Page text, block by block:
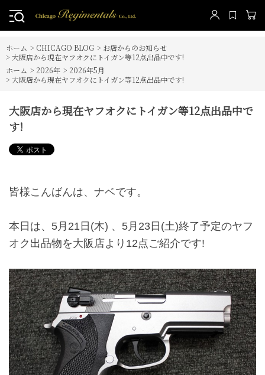
ホーム > CHICAGO BLOG > お店からのお知らせ
> 大阪店から現在ヤフオクにトイガン等12点出品中です!
ホーム > 2026年 > 2026年5月
> 大阪店から現在ヤフオクにトイガン等12点出品中です!
大阪店から現在ヤフオクにトイガン等12点出品中で
す!
皆様こんばんは、ナベです。
本日は、5月21日(木) 、5月23日(土)終了予定のヤフ
オク出品物を大阪店より12点ご紹介です!